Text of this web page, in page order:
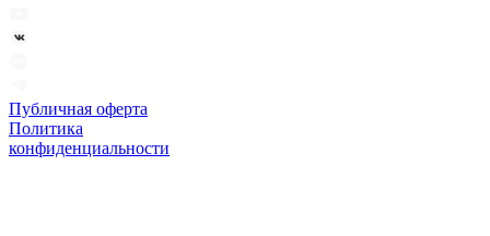
Публичная оферта
Политика
конфиденциальности